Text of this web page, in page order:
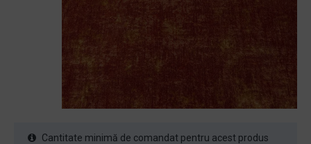
Cantitate minimă de comandat pentru acest produs